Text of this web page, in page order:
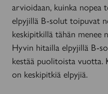
arvioidaan, kuinka nopea
elpyjillä B-solut toipuvat
keskipitkillä tähän menee
Hyvin hitailla elpyjillä B-
kestää puolitoista vuotta.
on keskipitkiä elpyjiä.